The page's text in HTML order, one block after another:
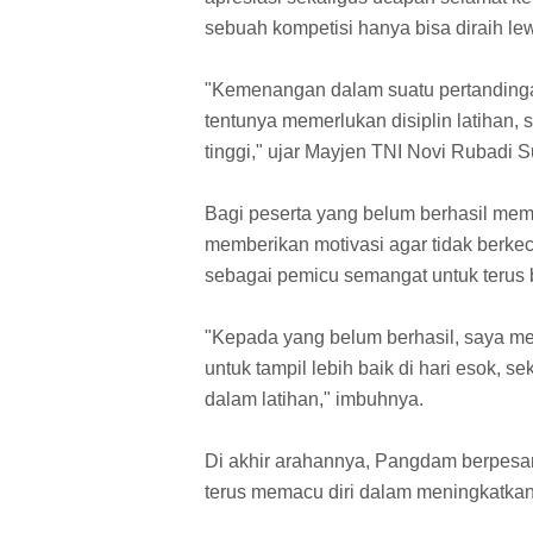
sebuah kompetisi hanya bisa diraih
"Kemenangan dalam suatu
tentunya memerlukan disiplin latihan,
tinggi," ujar Mayjen TNI Novi Rubadi
Bagi peserta yang belum berhasil
memberikan motivasi agar tidak
sebagai pemicu semangat untuk terus
"Kepada yang belum berhasil, saya
untuk tampil lebih baik di hari esok,
dalam latihan," imbuhnya.
Di akhir arahannya, Pangdam
terus memacu diri dalam